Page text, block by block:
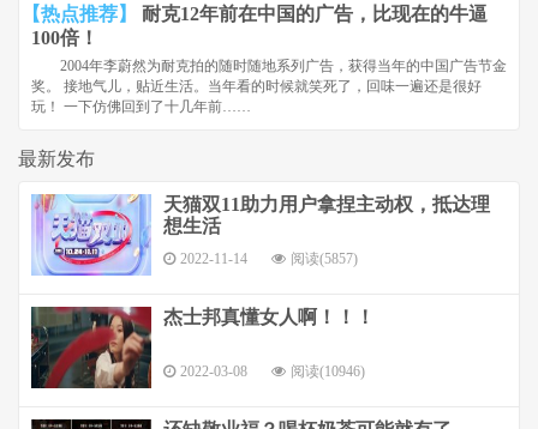
那点事
【热点推荐】
耐克12年前在中国的广告，比现在的牛逼
100倍！
2004年李蔚然为耐克拍的随时随地系列广告，获得当年的中国广告节金
奖。 接地气儿，贴近生活。当年看的时候就笑死了，回味一遍还是很好
玩！ 一下仿佛回到了十几年前……
最新发布
天猫双11助力用户拿捏主动权，抵达理
想生活
2022-11-14 阅读(5857)
杰士邦真懂女人啊！！！
2022-03-08 阅读(10946)